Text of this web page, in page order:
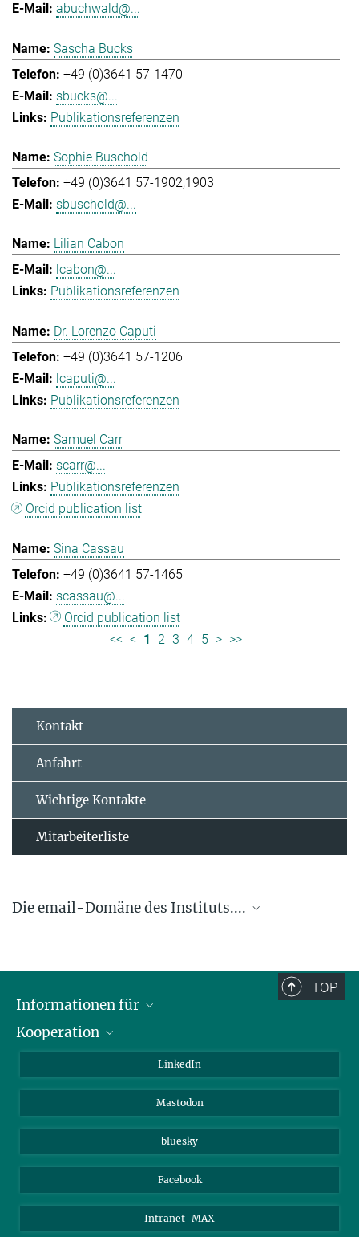
abuchwald@...
Sascha Bucks
+49 (0)3641 57-1470
sbucks@...
Publikationsreferenzen
Sophie Buschold
+49 (0)3641 57-1902,1903
sbuschold@...
Lilian Cabon
lcabon@...
Publikationsreferenzen
Dr. Lorenzo Caputi
+49 (0)3641 57-1206
lcaputi@...
Publikationsreferenzen
Samuel Carr
scarr@...
Publikationsreferenzen
Orcid publication list
Sina Cassau
+49 (0)3641 57-1465
scassau@...
Orcid publication list
<< < 1 2 3 4 5 > >>
Kontakt
Anfahrt
Wichtige Kontakte
Mitarbeiterliste
Die email-Domäne des Instituts....
TOP
Informationen für
Journalisten
Kooperation
Beutenberg Campus e.V.
LinkedIn
Mastodon
bluesky
Facebook
Intranet-MAX